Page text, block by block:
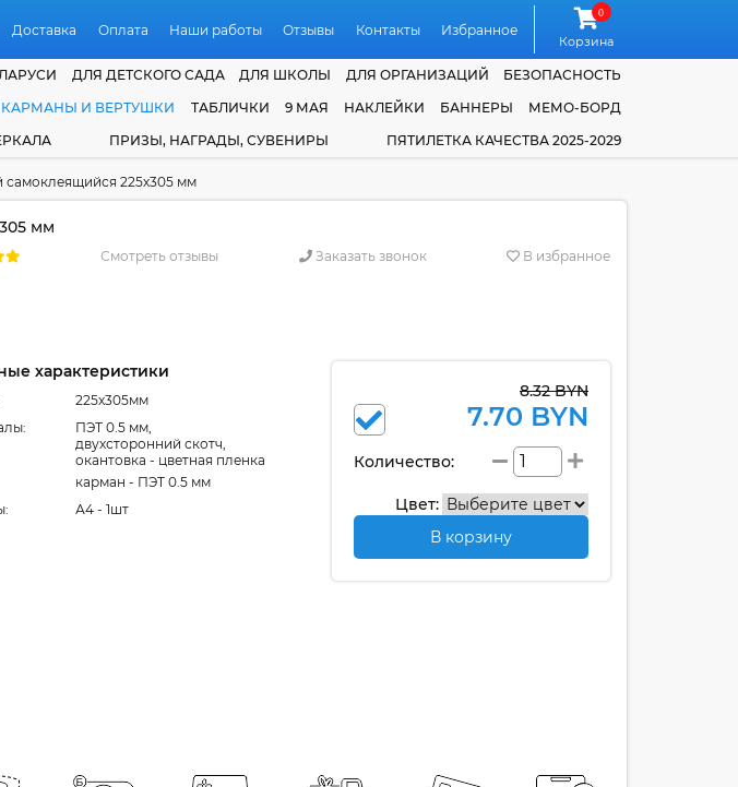
Доставка Оплата Наши работы Отзывы Контакты Избранное
0
Корзина
ДЛЯ ДЕТСКОГО САДА ДЛЯ ШКОЛЫ ДЛЯ ОРГАНИЗАЦИЙ
БЕЗОПАСНОСТЬ
КАРМАНЫ И ВЕРТУШКИ ТАБЛИЧКИ 9 МАЯ НАКЛЕЙКИ БАННЕРЫ
МЕМО-БОРД
ПРИЗЫ, НАГРАДЫ, СУВЕНИРЫ ПЯТИЛЕТКА КАЧЕСТВА 2025-2029
225х305 мм
мм
Смотреть отзывы Заказать звонок В избранное
характеристики
225x305мм
ПЭТ 0.5 мм,
двухсторонний скотч,
окантовка - цветная пленка
карман - ПЭТ 0.5 мм
А4 - 1шт
8.32 BYN
7.70 BYN
Количество:
Цвет:
В корзину